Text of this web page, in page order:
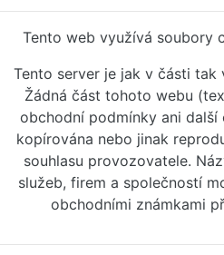
Tento web využívá soubory
Tento server je jak v části tak
Žádná část tohoto webu
obchodní podmínky ani další
kopírována nebo jinak
souhlasu provozovatele.
služeb, firem a společností
obchodními známkami